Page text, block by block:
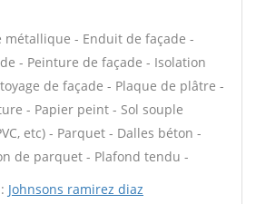
métallique - Enduit de façade -
- Peinture de façade - Isolation
de façade - Plaque de plâtre -
- Papier peint - Sol souple
etc) - Parquet - Dalles béton -
de parquet - Plafond tendu -
Johnsons ramirez diaz